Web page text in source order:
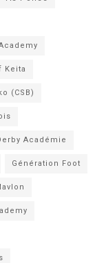
Keita
(CSB)
Académie
Génération Foot